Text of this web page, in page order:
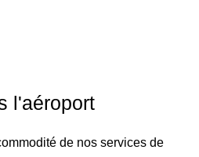
l'aéroport
de nos services de